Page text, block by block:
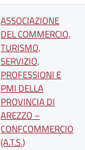
ASSOCIAZIONE
DEL COMMERCIO,
TURISMO,
SERVIZIO,
PROFESSIONI E
PMI DELLA
PROVINCIA DI
AREZZO –
CONFCOMMERCIO
(A.T.S.)